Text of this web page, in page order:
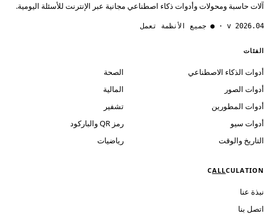
آلات حاسبة ومحولات وأدوات ذكاء اصطناعي مجانية عبر الإنترنت للأسئلة اليومية.
v 2026.04 · ● جميع الأنظمة تعمل
الفئات
أدوات الذكاء الاصطناعي
أدوات الصور
أدوات المطورين
أدوات سيو
التاريخ والوقت
الصحة
المالية
تشفير
رمز QR والباركود
رياضيات
CALLCULATION
نبذة عنا
اتصل بنا